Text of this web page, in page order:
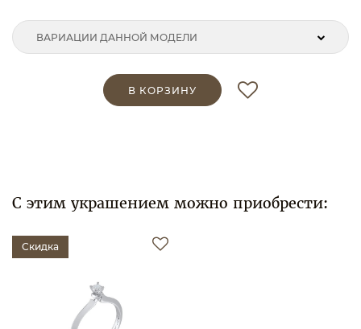
ВАРИАЦИИ ДАННОЙ МОДЕЛИ
В КОРЗИНУ
С этим украшением можно приобрести:
Скидка